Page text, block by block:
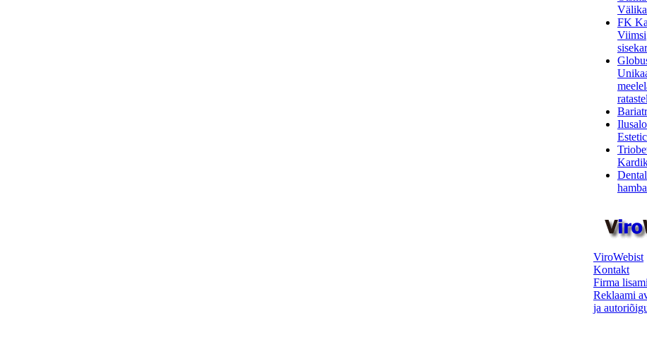
FK
Viimsi
ratastel
ViroWebist
Kontakt
Firma
Reklaami
ja